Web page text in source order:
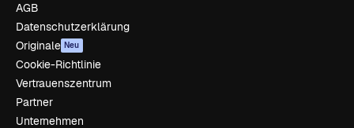
AGB
Datenschutzerklärung
Originale Neu
Cookie-Richtlinie
Vertrauenszentrum
Partner
Unternehmen